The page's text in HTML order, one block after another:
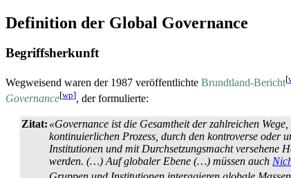
Definition der Global Governance
Begriffsherkunft
Wegweisend waren der 1987 veröffentlichte Brundtland-Bericht[
Governance[wp], der formulierte:
Zitat: «Governance ist die Gesamtheit der zahlreichen
kontinuierlichen Prozess, durch den kontroverse oder
Institutionen und mit Durchsetzungs­macht versehene
werden. (…) Auf globaler Ebene (…) müssen auch